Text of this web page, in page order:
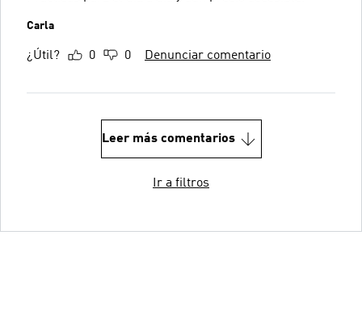
Carla
¿Útil? 0 0 Denunciar comentario
Leer más comentarios
Ir a filtros